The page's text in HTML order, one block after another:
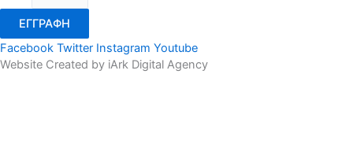
ΕΓΓΡΑΦΗ
Facebook Twitter Instagram Youtube
Website Created by iArk Digital Agency